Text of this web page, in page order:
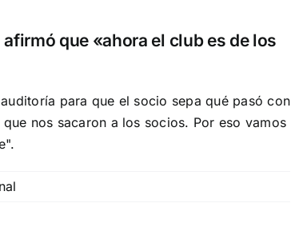
que «ahora el club es de los
para que el socio sepa qué pasó con
nos sacaron a los socios. Por eso vamos